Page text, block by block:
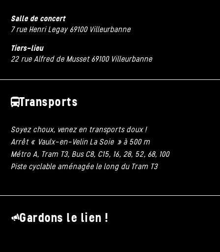
Salle de concert
7 rue Henri Legay 69100 Villeurbanne
Tiers-lieu
22 rue Alfred de Musset 69100 Villeurbanne
Transports
Soyez choux, venez en transports doux !
Arrêt « Vaulx-en-Velin La Soie » à 500 m
Métro A, Tram T3, Bus C8, C15, 16, 28, 52, 68, 100
Piste cyclable aménagée le long du Tram T3
Gardons le lien !